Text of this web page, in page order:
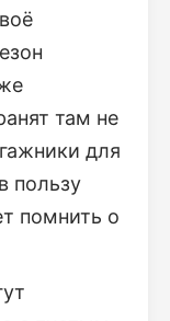
там не
для
пользу
помнить о